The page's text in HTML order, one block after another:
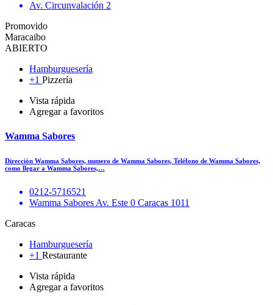
Av. Circunvalación 2
Promovido
Maracaibo
ABIERTO
Hamburguesería
+1 Pizzería
Vista rápida
Agregar a favoritos
Wamma Sabores
Dirección Wamma Sabores, numero de Wamma Sabores, Teléfono de Wamma Sabores,
como llegar a Wamma Sabores,…
0212-5716521
Wamma Sabores Av. Este 0 Caracas 1011
Caracas
Hamburguesería
+1 Restaurante
Vista rápida
Agregar a favoritos